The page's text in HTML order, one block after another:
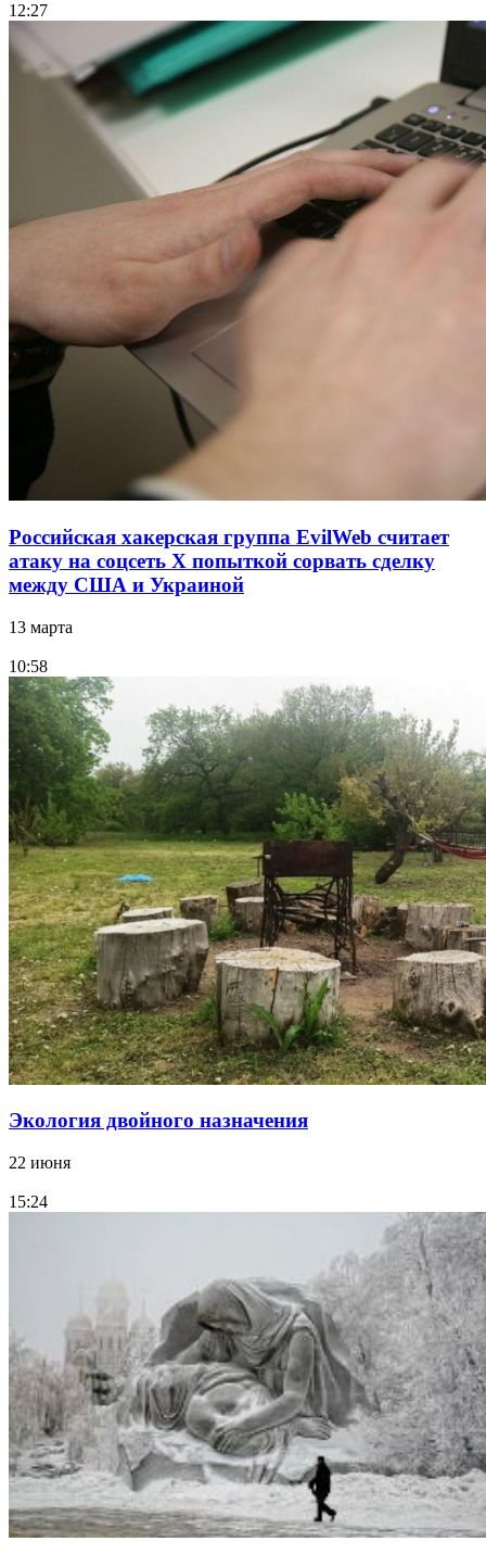
12:27
Российская хакерская группа EvilWeb считает
атаку на соцсеть Х попыткой сорвать сделку
между США и Украиной
13 марта
10:58
Экология двойного назначения
22 июня
15:24